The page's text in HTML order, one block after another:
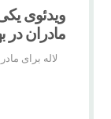
ویدئوی یکی
مادران در
لاله برای